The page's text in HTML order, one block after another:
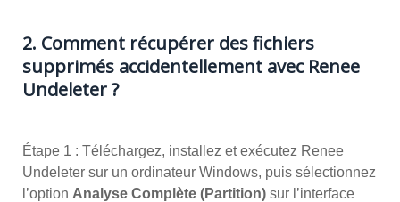
2. Comment récupérer des fichiers
supprimés accidentellement avec Renee
Undeleter ?
Étape 1 : Téléchargez, installez et exécutez Renee
Undeleter sur un ordinateur Windows, puis sélectionnez
l’option Analyse Complète (Partition) sur l’interface